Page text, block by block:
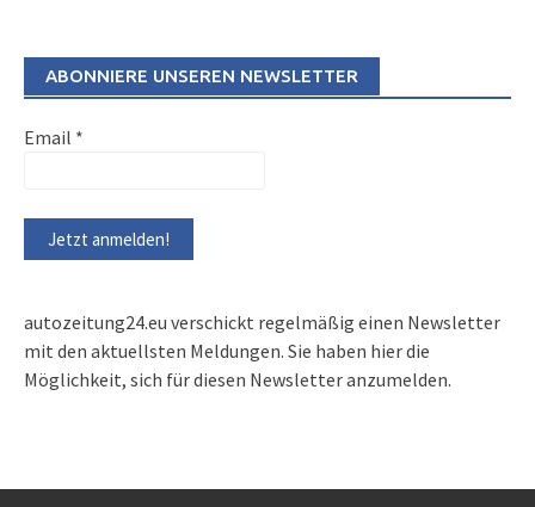
ABONNIERE UNSEREN NEWSLETTER
Email *
autozeitung24.eu verschickt regelmäßig einen Newsletter
mit den aktuellsten Meldungen. Sie haben hier die
Möglichkeit, sich für diesen Newsletter anzumelden.